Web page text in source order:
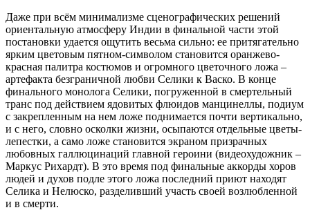
Даже при всём минимализме сценографических решений
ориентальную атмосферу Индии в финальной части этой
постановки удается ощутить весьма сильно: ее притягательно
ярким цветовым пятном-символом становится оранжево-
красная палитра костюмов и огромного цветочного ложа –
артефакта безграничной любви Селики к Васко. В конце
финального монолога Селики, погруженной в смертельный
транс под действием ядовитых флюидов манцинеллы, подиум
с закрепленным на нем ложе поднимается почти вертикально,
и с него, словно осколки жизни, осыпаются отдельные цветы-
лепестки, а само ложе становится экраном призрачных
любовных галлюцинаций главной героини (видеохудожник –
Маркус Рихардт). В это время под финальные аккорды хоров
людей и духов подле этого ложа последний приют находят
Селика и Нелюско, разделивший участь своей возлюбленной
и в смерти.